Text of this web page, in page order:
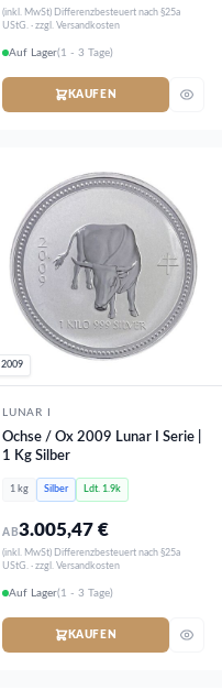
(inkl. MwSt) Differenzbesteuert nach §25a
UStG. · zzgl. Versandkosten
Auf Lager(1 - 3 Tage)
KAUFEN
2009
LUNAR I
Ochse / Ox 2009 Lunar I Serie |
1 Kg Silber
1 kg Silber Ldt. 1.9k
AB3.005,47€
(inkl. MwSt) Differenzbesteuert nach §25a
UStG. · zzgl. Versandkosten
Auf Lager(1 - 3 Tage)
KAUFEN